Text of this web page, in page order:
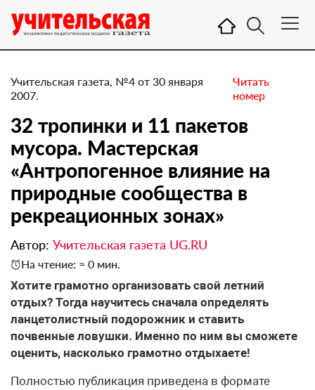
Учительская газета, №4 от 30 января
2007.
Читать
номер
32 тропинки и 11 пакетов
мусора. Мастерская
«Антропогенное влияние на
природные сообщества в
рекреационных зонах»
Автор: Учительская газета UG.RU
На чтение: ≈ 0 мин.
Хотите грамотно организовать свой летний
отдых? Тогда научитесь сначала определять
ланцетолистный подорожник и ставить
почвенные ловушки. Именно по ним вы сможете
оценить, насколько грамотно отдыхаете!
Полностью публикация приведена в формате